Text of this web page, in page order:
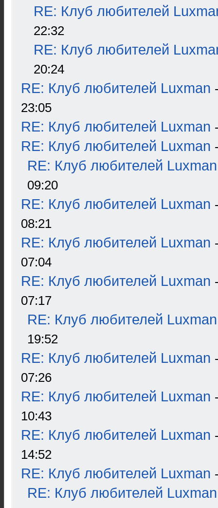
RE: Клуб любителей
22:32
RE: Клуб любителей
20:24
RE: Клуб любителей Luxman
23:05
RE: Клуб любителей Luxman
RE: Клуб любителей Luxman
RE: Клуб любителей Luxman
09:20
RE: Клуб любителей Luxman
08:21
RE: Клуб любителей Luxman
07:04
RE: Клуб любителей Luxman
07:17
RE: Клуб любителей Luxman
19:52
RE: Клуб любителей Luxman
07:26
RE: Клуб любителей Luxman
10:43
RE: Клуб любителей Luxman
14:52
RE: Клуб любителей Luxman
RE: Клуб любителей Luxman